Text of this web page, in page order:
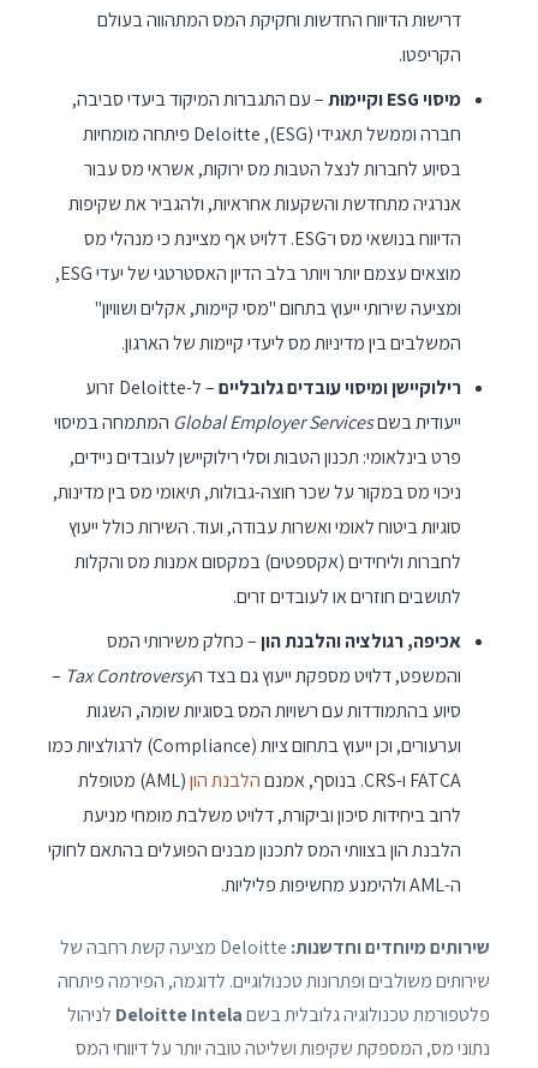
דרישות הדיווח החדשות וחקיקת המס המתהווה בעולם
הקריפטו.
מיסוי ESG וקיימוּת
– עם התגברות המיקוד ביעדי סביבה,
חברה וממשל תאגידי (ESG), Deloitte פיתחה מומחיות
בסיוע לחברות לנצל הטבות מס ירוקות, אשראי מס עבור
אנרגיה מתחדשת והשקעות אחראיות, ולהגביר את שקיפות
הדיווח בנושאי מס ו־ESG. דלויט אף מציינת כי מנהלי מס
מוצאים עצמם יותר ויותר בלב הדיון האסטרטגי של יעדי ESG,
ומציעה שירותי ייעוץ בתחום "מסי קיימות, אקלים ושוויון"
המשלבים בין מדיניות מס ליעדי קיימות של הארגון.
רילוקיישן ומיסוי עובדים גלובליים
– ל-Deloitte זרוע
ייעודית בשםGlobal Employer Services המתמחה במיסוי
פרט בינלאומי: תכנון הטבות וסלי רילוקיישן לעובדים ניידים,
ניכוי מס במקור על שכר חוצה-גבולות, תיאומי מס בין מדינות,
סוגיות ביטוח לאומי ואשרות עבודה, ועוד. השירות כולל ייעוץ
לחברות וליחידים (אקספטים) במקסום אמנות מס והקלות
לתושבים חוזרים או לעובדים זרים.
אכיפה, רגולציה והלבנת הון– כחלק משירותי המס
והמשפט, דלויט מספקת ייעוץ גם בצד הTax Controversy
–
סיוע בהתמודדות עם רשויות המס בסוגיות שומה, השגות
וערעורים, וכן ייעוץ בתחום ציות (Compliance) לרגולציות כמו
FATCA ו-CRS. בנוסף, אמנם
הלבנת הון
(AML) מטופלת
לרוב ביחידות סיכון וביקורת, דלויט משלבת מומחי מניעת
הלבנת הון בצוותי המס לתכנון מבנים הפועלים בהתאם לחוקי
ה-AML ולהימנע מחשיפות פליליות.
שירותים מיוחדים וחדשנות:
Deloitte מציעה קשת רחבה של
שירותים משולבים ופתרונות טכנולוגיים. לדוגמה, הפירמה פיתחה
פלטפורמת טכנולוגיה גלובלית בשםDeloitte Intela לניהול
נתוני מס, המספקת שקיפות ושליטה טובה יותר על דיווחי המס